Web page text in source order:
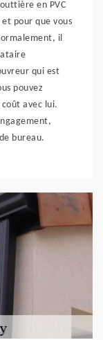
en PVC
pour que vous
il
qui est
pouvez
avec lui.
bureau.